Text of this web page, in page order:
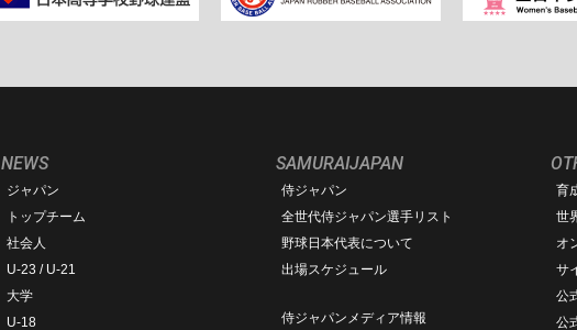
NEWS
ジャパン
トップチーム
社会人
U-23 / U-21
大学
U-18
SAMURAIJAPAN
侍ジャパン
全世代侍ジャパン選手リスト
野球日本代表について
出場スケジュール
侍ジャパンメディア情報
育
世
オ
サ
公
公